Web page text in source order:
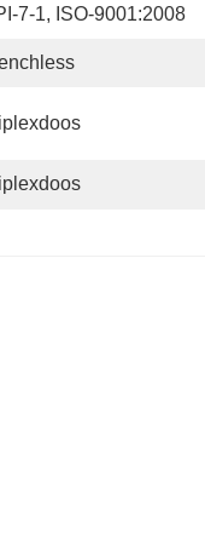
7-1, ISO-9001:2008